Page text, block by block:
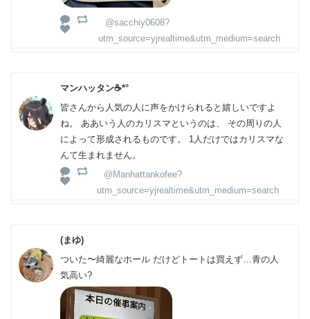
@sacchiy0608?
utm_source=yjrealtime&utm_medium=search
マンハッタン☕*°
皆さんから人気の人に声をかけられると嬉しいですよ
ね。 ああいう人のカリスマというのは、 その周りの人
によって形成されるものです。 1人だけではカリスマな
んて生まれません。
@Manhattankofee?
utm_source=yjrealtime&utm_medium=search
(まゆ)
ついた〜綺麗なホール だけどトートは買えず…青の人
気高い?